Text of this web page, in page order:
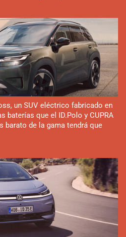
un SUV eléctrico fabricado en
baterías que el ID.Polo y CUPRA
barato de la gama tendrá que